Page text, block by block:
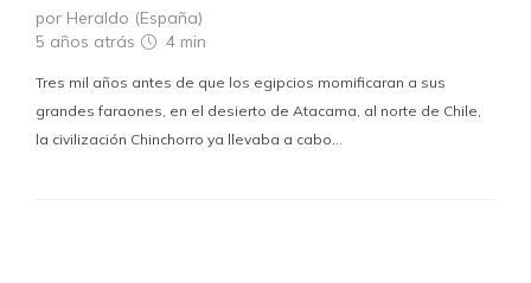
por Heraldo (España)
5 años atrás
4 min
Tres mil años antes de que los egipcios momificaran a sus
grandes faraones, en el desierto de Atacama, al norte de Chile,
la civilización Chinchorro ya llevaba a cabo…